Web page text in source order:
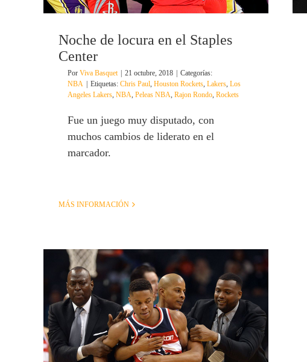
Noche de locura en el Staples
Center
Por Viva Basquet 21 octubre, 2018
Categorías:
NBA
Etiquetas: Chris Paul, Houston Rockets, Lakers, Los
Angeles Lakers, NBA, Peleas NBA, Rajon Rondo, Rockets
Fue un juego muy disputado, con
muchos cambios de liderato en el
marcador.
MÁS INFORMACIÓN